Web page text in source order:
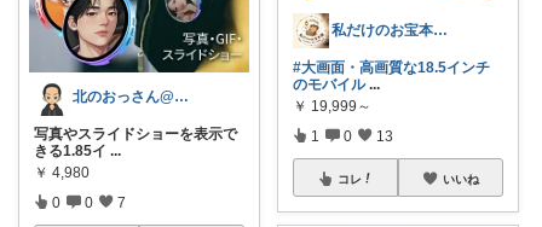
北のおっさん@ガジェット好き
写真やスライドショーを表示で
きる1.85イ ...
￥ 4,980
0 0 7
私だけのお宝本舗🍀経由購入いつも感謝！
#大画面・高画質な18.5インチ
のモバイル ...
￥ 19,999～
1 0 13
コレ いいね